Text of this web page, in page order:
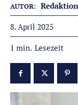
AUTOR:
8. April 2025
1 min. Lesezeit